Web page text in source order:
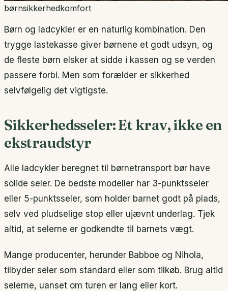
børnsikkerhedkomfort
Børn og ladcykler er en naturlig kombination. Den
trygge lastekasse giver børnene et godt udsyn, og
de fleste børn elsker at sidde i kassen og se verden
passere forbi. Men som forælder er sikkerhed
selvfølgelig det vigtigste.
Sikkerhedsseler: Et krav, ikke en
ekstraudstyr
Alle ladcykler beregnet til børnetransport bør have
solide seler. De bedste modeller har 3-punktsseler
eller 5-punktsseler, som holder barnet godt på plads,
selv ved pludselige stop eller ujævnt underlag. Tjek
altid, at selerne er godkendte til barnets vægt.
Mange producenter, herunder Babboe og Nihola,
tilbyder seler som standard eller som tilkøb. Brug altid
selerne, uanset om turen er lang eller kort.